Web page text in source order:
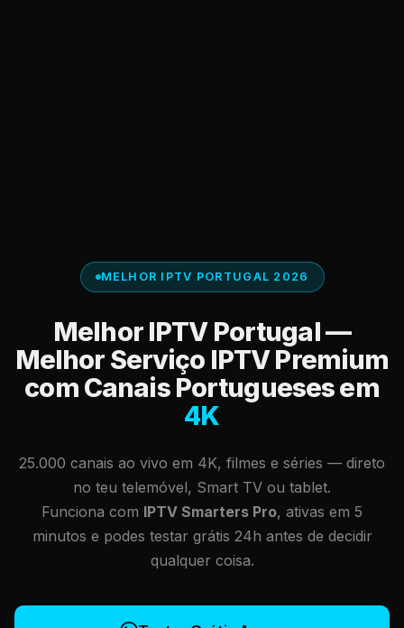
MELHOR IPTV PORTUGAL 2026
Melhor IPTV Portugal —
Melhor Serviço IPTV Premium
com Canais Portugueses em
4K
25.000 canais ao vivo em 4K, filmes e séries — direto
no teu telemóvel, Smart TV ou tablet.
Funciona com IPTV Smarters Pro, ativas em 5
minutos e podes testar grátis 24h antes de decidir
qualquer coisa.